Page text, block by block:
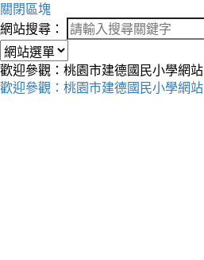
關閉區塊
網站搜尋：
歡迎參觀：桃園市建德國民小學網站
歡迎參觀：桃園市建德國民小學網站